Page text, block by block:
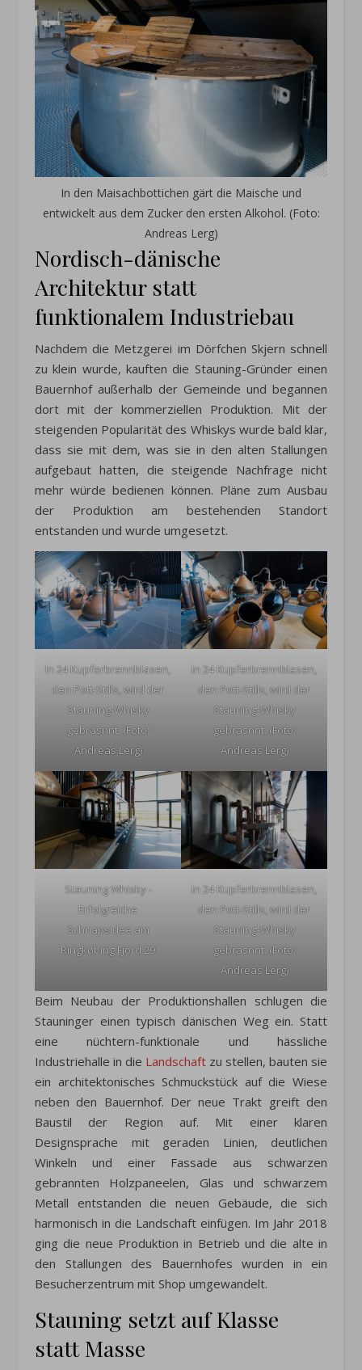
In den Maisachbottichen gärt die Maische und
entwickelt aus dem Zucker den ersten Alkohol. (Foto:
Andreas Lerg)
Nordisch-dänische
Architektur statt
funktionalem Industriebau
Nachdem die Metzgerei im Dörfchen Skjern schnell
zu klein wurde, kauften die Stauning-Gründer einen
Bauernhof außerhalb der Gemeinde und begannen
dort mit der kommerziellen Produktion. Mit der
steigenden Popularität des Whiskys wurde bald klar,
dass sie mit dem, was sie in den alten Stallungen
aufgebaut hatten, die steigende Nachfrage nicht
mehr würde bedienen können. Pläne zum Ausbau
der Produktion am bestehenden Standort
entstanden und wurde umgesetzt.
In 24 Kupferbrennblasen,
den Pott-Stills, wird der
Stauning-Whisky
gebrasnnt. (Foto:
Andreas Lerg)
In 24 Kupferbrennblasen,
den Pott-Stills, wird der
Stauning-Whisky
gebrasnnt. (Foto:
Andreas Lerg)
Stauning Whisky -
Erfolgreiche
Schnapsidee am
Ringkøbing Fjord 29
In 24 Kupferbrennblasen,
den Pott-Stills, wird der
Stauning-Whisky
gebrasnnt. (Foto:
Andreas Lerg)
Beim Neubau der Produktionshallen schlugen die
Stauninger einen typisch dänischen Weg ein. Statt
eine nüchtern-funktionale und hässliche
Industriehalle in die Landschaft zu stellen, bauten sie
ein architektonisches Schmuckstück auf die Wiese
neben den Bauernhof. Der neue Trakt greift den
Baustil der Region auf. Mit einer klaren
Designsprache mit geraden Linien, deutlichen
Winkeln und einer Fassade aus schwarzen
gebrannten Holzpaneelen, Glas und schwarzem
Metall entstanden die neuen Gebäude, die sich
harmonisch in die Landschaft einfügen. Im Jahr 2018
ging die neue Produktion in Betrieb und die alte in
den Stallungen des Bauernhofes wurden in ein
Besucherzentrum mit Shop umgewandelt.
Stauning setzt auf Klasse
statt Masse